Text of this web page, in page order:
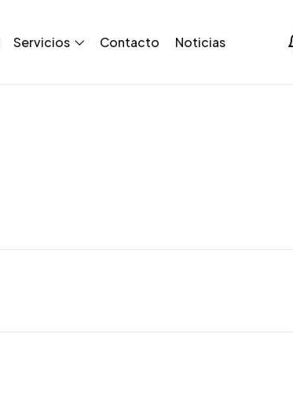
Servicios Contacto Noticias